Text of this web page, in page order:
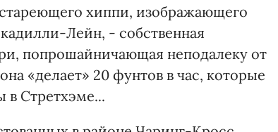
хиппи, изображающего
Лейн, - собственная
попрошайничающая неподалеку от
«делает» 20 фунтов в час, которые
в Стретхэме...